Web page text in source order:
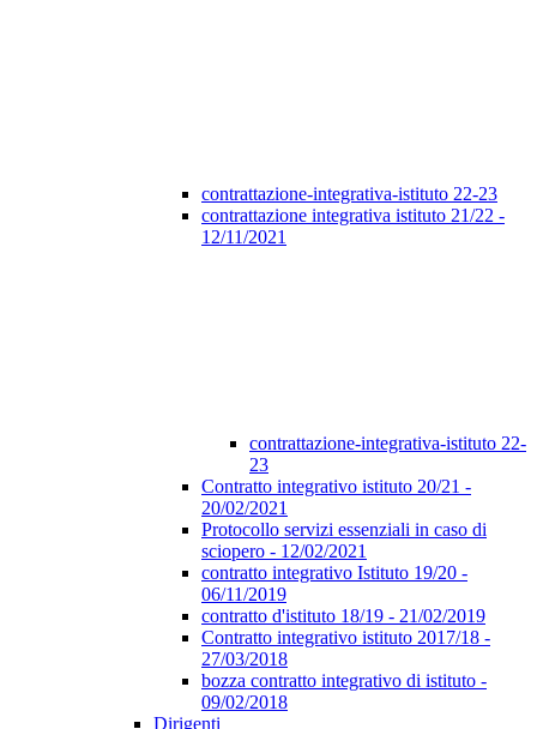
contrattazione-integrativa-istituto 22-23
contrattazione integrativa istituto 21/22 -
12/11/2021
contrattazione-integrativa-istituto 22-
23
Contratto integrativo istituto 20/21 -
20/02/2021
Protocollo servizi essenziali in caso di
sciopero - 12/02/2021
contratto integrativo Istituto 19/20 -
06/11/2019
contratto d'istituto 18/19 - 21/02/2019
Contratto integrativo istituto 2017/18 -
27/03/2018
bozza contratto integrativo di istituto -
09/02/2018
Dirigenti